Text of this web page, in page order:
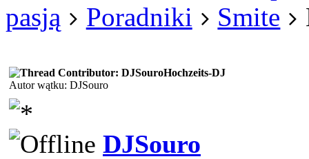
pasją
Poradniki Smite
Hochzeits-DJ
Autor wątku: DJSouro
DJSouro